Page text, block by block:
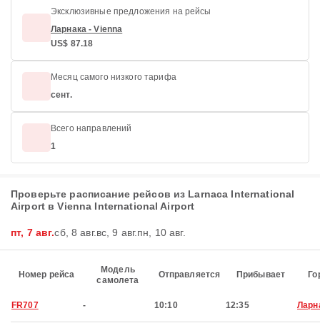
Эксклюзивные предложения на рейсы
Ларнака - Vienna
US$ 87.18
Месяц самого низкого тарифа
сент.
Всего направлений
1
Проверьте расписание рейсов из Larnaca International
Airport в Vienna International Airport
пт, 7 авг.сб, 8 авг.вс, 9 авг.пн, 10 авг.
Номер рейса
Модель
самолета
Отправляется Прибывает
FR707 - 10:10 12:35